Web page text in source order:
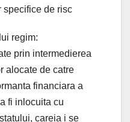
specifice de risc
regim:
prin intermedierea
alocate de catre
financiara a
fi inlocuita cu
careia i se